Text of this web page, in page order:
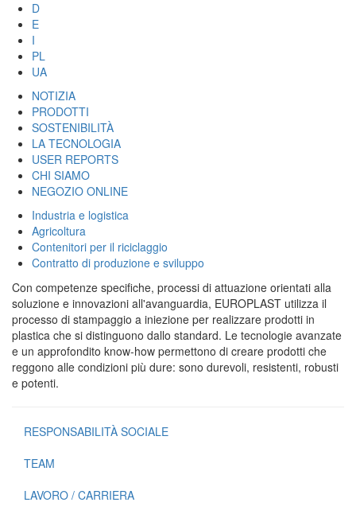
D
E
I
PL
UA
NOTIZIA
PRODOTTI
SOSTENIBILITÀ
LA TECNOLOGIA
USER REPORTS
CHI SIAMO
NEGOZIO ONLINE
Industria e logistica
Agricoltura
Contenitori per il riciclaggio
Contratto di produzione e sviluppo
Con competenze specifiche, processi di attuazione orientati alla
soluzione e innovazioni all'avanguardia, EUROPLAST utilizza il
processo di stampaggio a iniezione per realizzare prodotti in
plastica che si distinguono dallo standard. Le tecnologie avanzate
e un approfondito know-how permettono di creare prodotti che
reggono alle condizioni più dure: sono durevoli, resistenti, robusti
e potenti.
RESPONSABILITÀ SOCIALE
TEAM
LAVORO / CARRIERA